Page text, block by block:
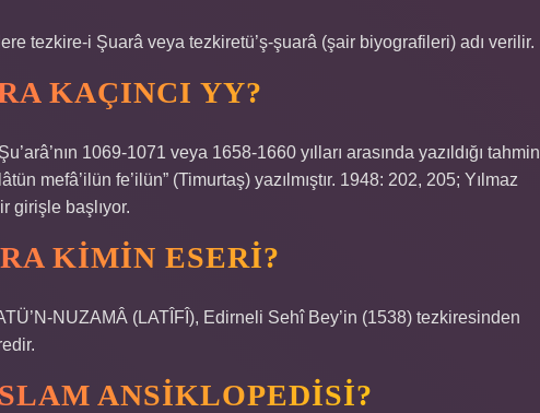
tezkire-i Şuarâ veya tezkiretü’ş-şuarâ (şair biyografileri) adı verilir.
KAÇINCI YY?
1069-1071 veya 1658-1660 yılları arasında yazıldığı tahmin
mefâ’ilün fe’ilün” (Timurtaş) yazılmıştır. 1948: 202, 205; Yılmaz
girişle başlıyor.
KIMIN ESERI?
NUZAMÂ (LATÎFÎ), Edirneli Sehî Bey’in (1538) tezkiresinden
ANSIKLOPEDISI?